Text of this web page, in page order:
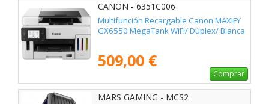
CANON - 6351C006
Multifunción Recargable Canon MAXIFY
GX6550 MegaTank WiFi/ Dúplex/ Blanca
509,00 €
Comprar
MARS GAMING - MCS2